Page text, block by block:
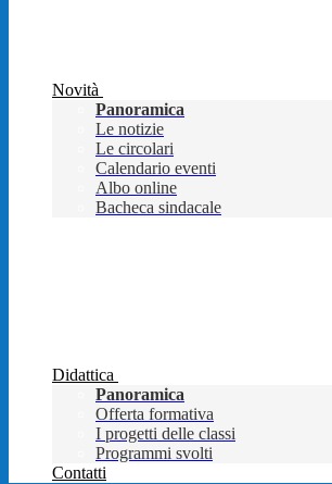
Novità
Panoramica
Le notizie
Le circolari
Calendario eventi
Albo online
Bacheca sindacale
Didattica
Panoramica
Offerta formativa
I progetti delle classi
Programmi svolti
Contatti